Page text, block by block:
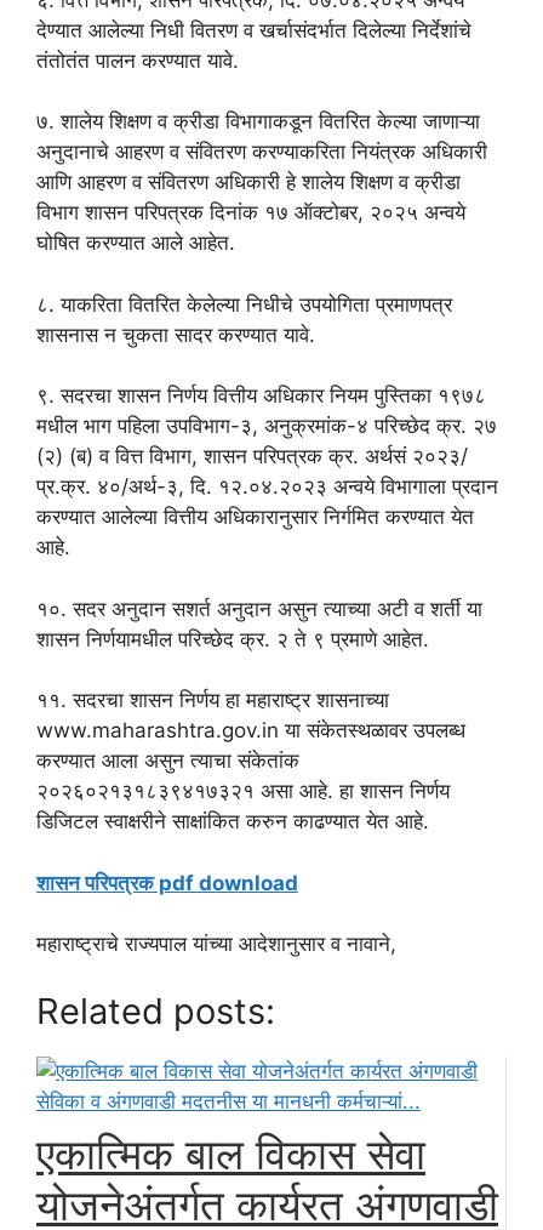
देण्यात आलेल्या निधी वितरण व खर्चासंदर्भात दिलेल्या निर्देशांचे
तंतोतंत पालन करण्यात यावे.
७. शालेय शिक्षण व क्रीडा विभागाकडून वितरित केल्या जाणाऱ्या
अनुदानाचे आहरण व संवितरण करण्याकरिता नियंत्रक अधिकारी
आणि आहरण व संवितरण अधिकारी हे शालेय शिक्षण व क्रीडा
विभाग शासन परिपत्रक दिनांक १७ ऑक्टोबर, २०२५ अन्वये
घोषित करण्यात आले आहेत.
८. याकरिता वितरित केलेल्या निधीचे उपयोगिता प्रमाणपत्र
शासनास न चुकता सादर करण्यात यावे.
९. सदरचा शासन निर्णय वित्तीय अधिकार नियम पुस्तिका १९७८
मधील भाग पहिला उपविभाग-३, अनुक्रमांक-४ परिच्छेद क्र. २७
(२) (ब) व वित्त विभाग, शासन परिपत्रक क्र. अर्थसं २०२३/
प्र.क्र. ४०/अर्थ-३, दि. १२.०४.२०२३ अन्वये विभागाला प्रदान
करण्यात आलेल्या वित्तीय अधिकारानुसार निर्गमित करण्यात येत
आहे.
१०. सदर अनुदान सशर्त अनुदान असुन त्याच्या अटी व शर्ती या
शासन निर्णयामधील परिच्छेद क्र. २ ते ९ प्रमाणे आहेत.
११. सदरचा शासन निर्णय हा महाराष्ट्र शासनाच्या
www.maharashtra.gov.in या संकेतस्थळावर उपलब्ध
करण्यात आला असुन त्याचा संकेतांक
२०२६०२१३१८३९४१७३२१ असा आहे. हा शासन निर्णय
डिजिटल स्वाक्षरीने साक्षांकित करुन काढण्यात येत आहे.
शासन परिपत्रक pdf download
महाराष्ट्राचे राज्यपाल यांच्या आदेशानुसार व नावाने,
Related posts:
एकात्मिक बाल विकास सेवा
योजनेअंतर्गत कार्यरत अंगणवाडी